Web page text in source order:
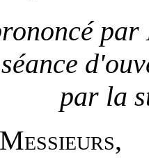
par la
,